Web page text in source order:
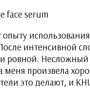
интенсивной
ровной.
произвела
это делают, и